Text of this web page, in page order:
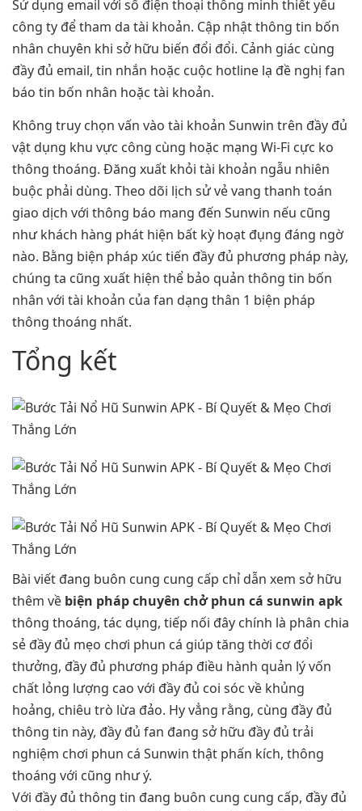
Sử dụng email với số điện thoại thông minh thiết yếu
công ty để tham da tài khoản. Cập nhật thông tin bốn
nhân chuyên khi sở hữu biến đổi đổi. Cảnh giác cùng
đầy đủ email, tin nhắn hoặc cuộc hotline lạ đề nghị fan
báo tin bốn nhân hoặc tài khoản.
Không truy chọn vấn vào tài khoản Sunwin trên đầy đủ
vật dụng khu vực công cùng hoặc mạng Wi-Fi cực ko
thông thoáng. Đăng xuất khỏi tài khoản ngẫu nhiên
buộc phải dùng. Theo dõi lịch sử vẻ vang thanh toán
giao dịch với thông báo mang đến Sunwin nếu cũng
như khách hàng phát hiện bất kỳ hoạt đụng đáng ngờ
nào. Bằng biện pháp xúc tiến đầy đủ phương pháp này,
chúng ta cũng xuất hiện thể bảo quản thông tin bốn
nhân với tài khoản của fan dạng thân 1 biện pháp
thông thoáng nhất.
Tổng kết
Bài viết đang buôn cung cung cấp chỉ dẫn xem sở hữu
thêm về biện pháp chuyên chở phun cá sunwin apk
thông thoáng, tác dụng, tiếp nối đây chính là phân chia
sẻ đầy đủ mẹo chơi phun cá giúp tăng thời cơ đổi
thưởng, đầy đủ phương pháp điều hành quản lý vốn
chất lỏng lượng cao với đầy đủ coi sóc về khủng
hoảng, chiêu trò lừa đảo. Hy vẳng rằng, cùng đầy đủ
thông tin này, đầy đủ fan đang sở hữu đầy đủ trải
nghiệm chơi phun cá Sunwin thật phấn kích, thông
thoáng với cũng như ý.
Với đầy đủ thông tin đang buôn cung cung cấp, đầy đủ